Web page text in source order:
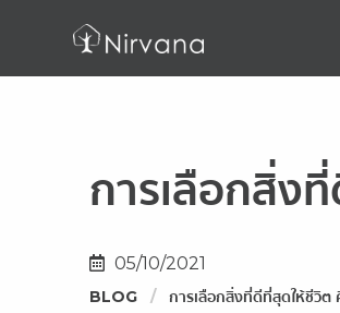
การเลือกสิ่ง
05/10/2021
BLOG การเลือกสิ่งที่ดีที่สุดให้ชีวิ